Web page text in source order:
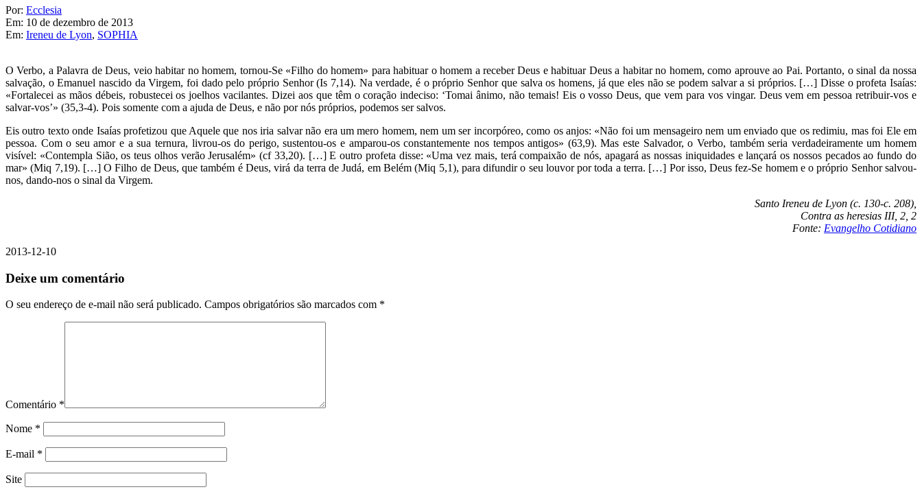
Por: Ecclesia
Em: 10 de dezembro de 2013
Em: Ireneu de Lyon, SOPHIA
O Verbo, a Palavra de Deus, veio habitar no homem, tornou-Se «Filho do homem» para habituar o homem a receber Deus e habituar Deus a habitar no homem, como aprouve ao Pai. Portanto, o sinal da nossa
salvação, o Emanuel nascido da Virgem, foi dado pelo próprio Senhor (Is 7,14). Na verdade, é o próprio Senhor que salva os homens, já que eles não se podem salvar a si próprios. […] Disse o profeta Isaías:
«Fortalecei as mãos débeis, robustecei os joelhos vacilantes. Dizei aos que têm o coração indeciso: ‘Tomai ânimo, não temais! Eis o vosso Deus, que vem para vos vingar. Deus vem em pessoa retribuir-vos e
salvar-vos’» (35,3-4). Pois somente com a ajuda de Deus, e não por nós próprios, podemos ser salvos.
Eis outro texto onde Isaías profetizou que Aquele que nos iria salvar não era um mero homem, nem um ser incorpóreo, como os anjos: «Não foi um mensageiro nem um enviado que os redimiu, mas foi Ele em
pessoa. Com o seu amor e a sua ternura, livrou-os do perigo, sustentou-os e amparou-os constantemente nos tempos antigos» (63,9). Mas este Salvador, o Verbo, também seria verdadeiramente um homem
visível: «Contempla Sião, os teus olhos verão Jerusalém» (cf 33,20). […] E outro profeta disse: «Uma vez mais, terá compaixão de nós, apagará as nossas iniquidades e lançará os nossos pecados ao fundo do
mar» (Miq 7,19). […] O Filho de Deus, que também é Deus, virá da terra de Judá, em Belém (Miq 5,1), para difundir o seu louvor por toda a terra. […] Por isso, Deus fez-Se homem e o próprio Senhor salvou-
nos, dando-nos o sinal da Virgem.
Santo Ireneu de Lyon (c. 130-c. 208),
Contra as heresias III, 2, 2
Fonte: Evangelho Cotidiano
2013-12-10
Deixe um comentário
O seu endereço de e-mail não será publicado. Campos obrigatórios são marcados com *
Comentário *
Nome *
E-mail *
Site